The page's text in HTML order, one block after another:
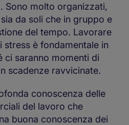
. Sono molto organizzati,
da soli che in gruppo e
del tempo. Lavorare
stress è fondamentale in
ci saranno momenti di
scadenze ravvicinate.
conoscenza delle
del lavoro che
buona conoscenza dei